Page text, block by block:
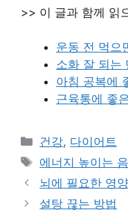
>> 이 글과 함께 읽
운동 전 먹으
소화 잘 되는
아침 공복에
근육통에 좋
카
테
리
건강, 다이어트
태
그
에너지 높이는
뇌에 필요한 영
설탕 끊는 방법